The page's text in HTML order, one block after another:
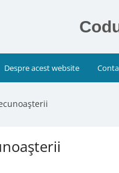
Despre acest website